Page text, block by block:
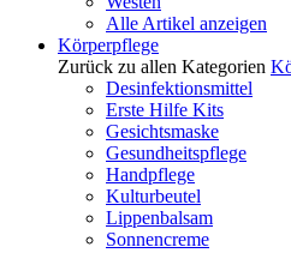
Alle Artikel anzeigen
Körperpflege
Zurück zu allen Kategorien
Desinfektionsmittel
Erste Hilfe Kits
Gesichtsmaske
Gesundheitspflege
Handpflege
Kulturbeutel
Lippenbalsam
Sonnencreme